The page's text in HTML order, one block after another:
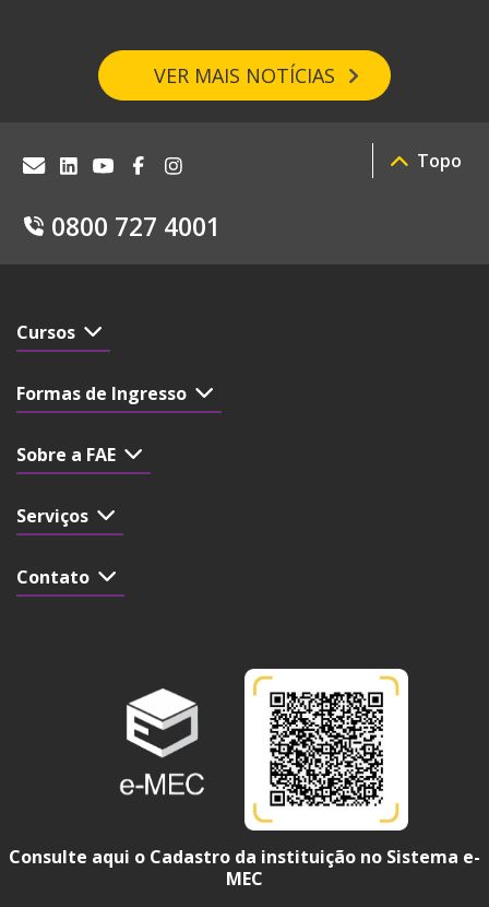
VER MAIS NOTÍCIAS
0800 727 4001
Topo
Cursos
Formas de Ingresso
Sobre a FAE
Serviços
Contato
Consulte aqui o Cadastro da instituição no Sistema e-
MEC